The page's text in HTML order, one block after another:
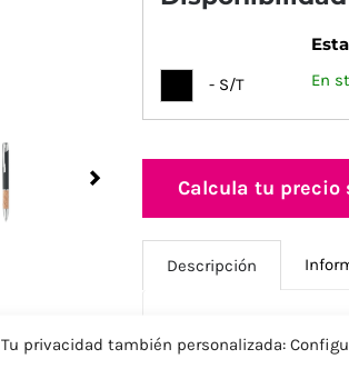
Tu privacidad también personalizada:
- S/T En
Calcula tu
Descripción
Descripción